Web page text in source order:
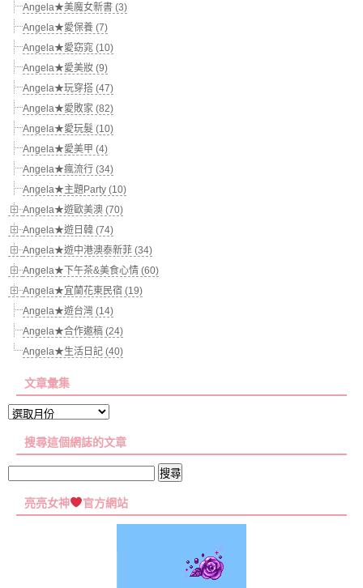
Angela★美魔女新書 (3)
Angela★愛保養 (7)
Angela★愛窈窕 (10)
Angela★愛美妝 (9)
Angela★玩穿搭 (47)
Angela★愛敗家 (82)
Angela★愛玩髮 (10)
Angela★愛美甲 (4)
Angela★瘋流行 (34)
Angela★主題Party (10)
Angela★遊歐美澳 (70)
Angela★遊日韓 (74)
Angela★遊中港澳泰新菲 (34)
Angela★下午茶&美食心情 (60)
Angela★宜蘭花東民宿 (19)
Angela★遊台灣 (14)
Angela★合作邀稿 (24)
Angela★生活日記 (40)
文章彙集
文
彙
搜尋這個網誌的文章
關
亮亮女神 官方網站